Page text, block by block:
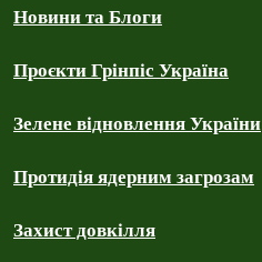
Новини та Блоги
Проєкти Грінпіс Україна
Зелене відновлення України
Протидія ядерним загрозам
Захист довкілля